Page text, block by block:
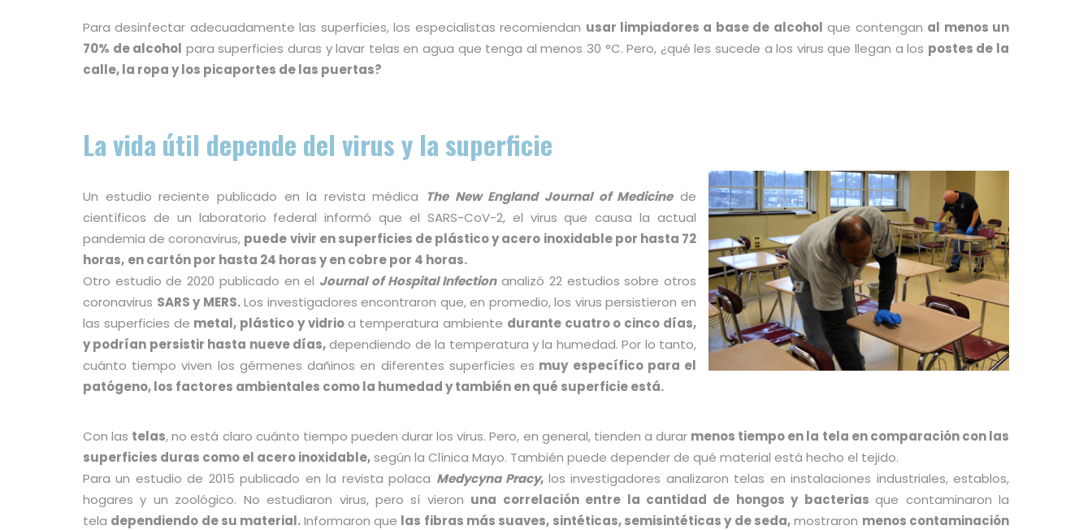
Para desinfectar adecuadamente las superficies, los especialistas recomiendan usar limpiadores a base de alcohol que contengan al menos un
70% de alcohol para superficies duras y lavar telas en agua que tenga al menos 30 °C. Pero, ¿qué les sucede a los virus que llegan a los postes de la
calle, la ropa y los picaportes de las puertas?
La vida útil depende del virus y la superficie
Un estudio reciente publicado en la revista médica The New England Journal of Medicinede
científicos de un laboratorio federal informó que el SARS-CoV-2, el virus que causa la actual
pandemia de coronavirus, puede vivir en superficies de plástico y acero inoxidable por hasta 72
horas, en cartón por hasta 24 horas y en cobre por 4 horas.
Otro estudio de 2020 publicado en el Journal of Hospital Infectionanalizó 22 estudios sobre otros
coronavirus SARS y MERS.Los investigadores encontraron que, en promedio, los virus persistieron en
las superficies de metal, plástico y vidrioa temperatura ambiente durante cuatro o cinco días,
y podrían persistir hasta nueve días,dependiendo de la temperatura y la humedad. Por lo tanto,
cuánto tiempo viven los gérmenes dañinos en diferentes superficies es muy específico para el
patógeno, los factores ambientales como la humedad y también en qué superficie está.
Con las telas, no está claro cuánto tiempo pueden durar los virus. Pero, en general, tienden a durar menos tiempo en la tela en comparación con las
superficies duras como el acero inoxidable,según la Clínica Mayo. También puede depender de qué material está hecho el tejido.
Para un estudio de 2015 publicado en la revista polaca Medycyna Pracy, los investigadores analizaron telas en instalaciones industriales, establos,
hogares y un zoológico. No estudiaron virus, pero sí vieron una correlación entre la cantidad de hongos y bacteriasque contaminaron la
tela dependiendo de su material.Informaron que las fibras más suaves, sintéticas, semisintéticas y de seda,mostraron menos contaminación